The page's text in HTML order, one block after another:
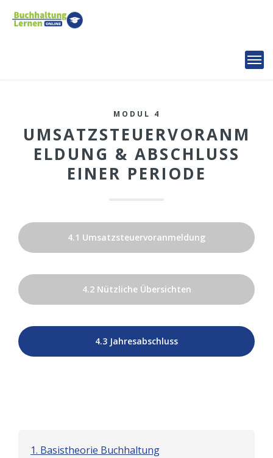
MODUL 4
UMSATZSTEUERVORANM
ELDUNG & ABSCHLUSS
EINER PERIODE
4.1 Umsatzsteuervoranmeldung
4.2 Nützliche Übersichten
4.3 Jahresabschluss
1. Basistheorie Buchhaltung